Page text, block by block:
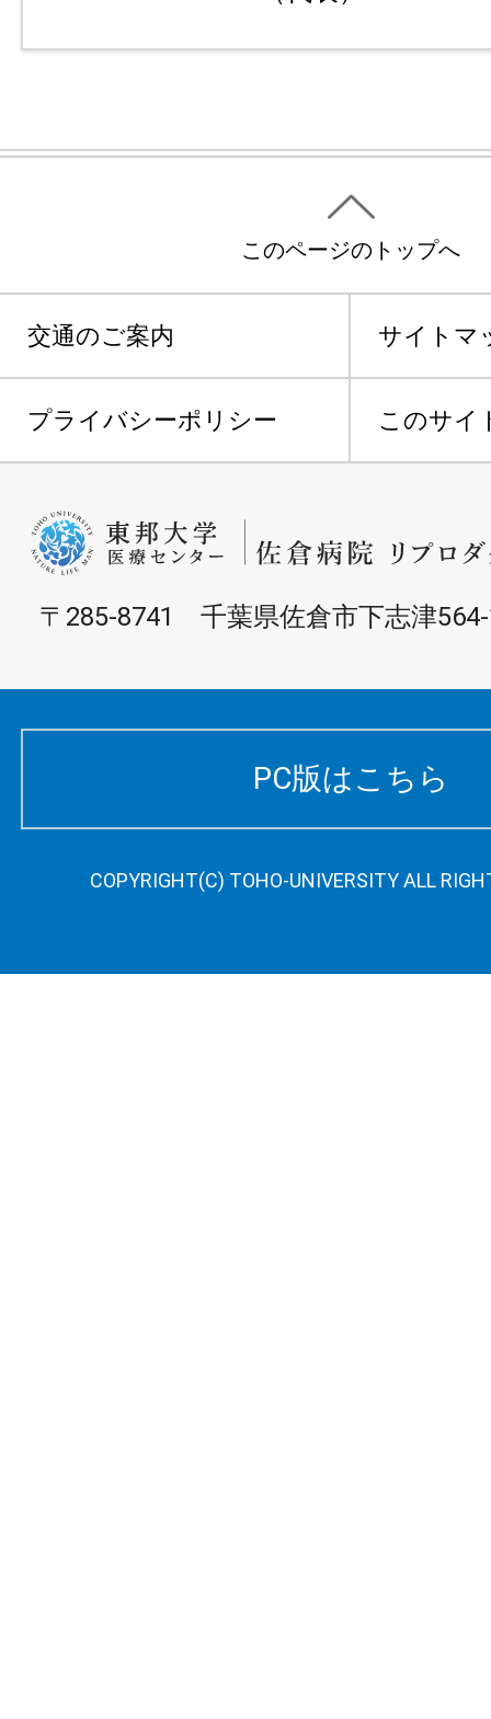
このページのトップへ
交通のご案内 サイトマ
プライバシーポリシー このサイ
〒285-8741 千葉県佐倉市下志津
PC版はこちら
COPYRIGHT(C) TOHO-UNIVERSITY ALL